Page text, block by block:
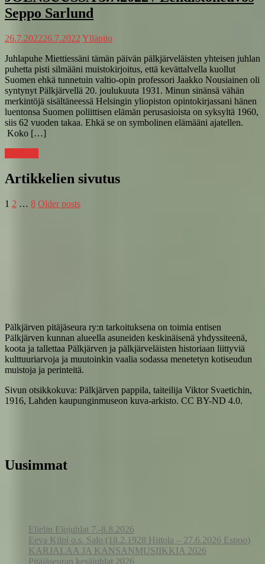
Seppo Sarlund
26.7.202226.7.2022 Ylläpito
Juhlapuhe Miettiessäni tämän päivän pälkjärveläisten yhteisen juhlan
puhetta pisti silmääni muistokirjoitus, että kevättalvella kuollut
Suomen ehkä tunnetuin valtio-opin professori Jaakko Nousiainen oli
syntynyt Pälkjärvellä 20. joulukuuta 1931. Minun sinänsä vähän
merkintöjä sisältäneessä Helsingin yliopiston opintokirjassani hänen
luentonsa Suomen poliittisen elämän perusasioista on syksyltä 1960,
siis 62 vuoden takaa. Ehkä se on symbolinen elämääni ajatellen.
Koko […]
Artikkelien sivutus
1 2 … 8 Older posts
Pälkjärven pitäjäseura ry:n tarkoituksena on toimia entisen
Pälkjärven kunnan alueella asuneiden keskinäisenä yhdyssiteenä,
koota ja tallettaa Pälkjärven ja pälkjärveläisten historiaan liittyviä
kulttuuriarvoja ja muutoinkin vaalia sodassa menetetyn kotiseudun
muistoja ja perinteitä.
Sivun otsikkokuva: Pälkjärven pappila, taiteilija Viktor Svaetichin,
1916, Lahden kaupunginmuseon kuva-arkisto. CC BY-ND 4.0.
Uusimmat
Elielin Elojuhlat 7.-8.8.2026
Eeva Kilpi o.s. Salo (18.2.1928 Hiitola – 27.6.2026 Espoo)
KARJALAA JA KANSANMUSIIKKIA 2026
Pitäjäseuran kesäjuhlat 2026